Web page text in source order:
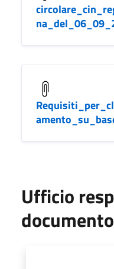
Ufficio
documento